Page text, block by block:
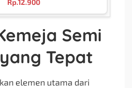
Rp.12.900
Semi
Tepat
elemen utama dari